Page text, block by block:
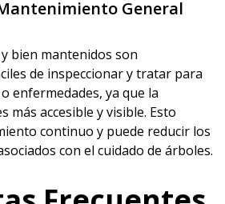
General
bien mantenidos son
de inspeccionar y tratar para
enfermedades, ya que la
más accesible y visible. Esto
continuo y puede reducir los
con el cuidado de árboles.